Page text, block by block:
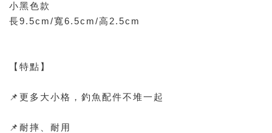
小黑色款
長9.5cm/寬6.5cm/高2.5cm
【特點】
📌更多大小格，釣魚配件不堆一起
📌耐摔、耐用